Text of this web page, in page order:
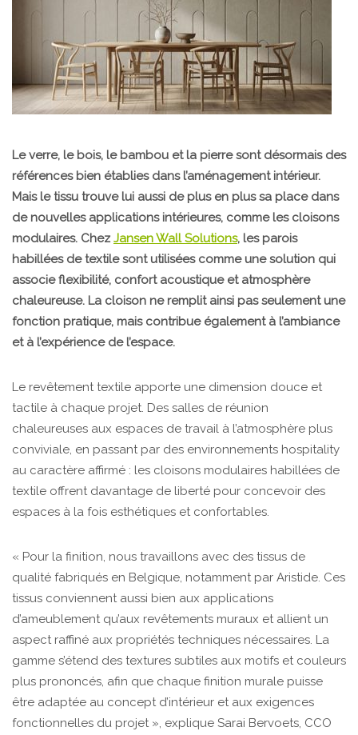
Le verre, le bois, le bambou et la pierre sont désormais des
références bien établies dans l’aménagement intérieur.
Mais le tissu trouve lui aussi de plus en plus sa place dans
de nouvelles applications intérieures, comme les cloisons
modulaires. Chez Jansen Wall Solutions, les parois
habillées de textile sont utilisées comme une solution qui
associe flexibilité, confort acoustique et atmosphère
chaleureuse. La cloison ne remplit ainsi pas seulement une
fonction pratique, mais contribue également à l’ambiance
et à l’expérience de l’espace.
Le revêtement textile apporte une dimension douce et
tactile à chaque projet. Des salles de réunion
chaleureuses aux espaces de travail à l’atmosphère plus
conviviale, en passant par des environnements hospitality
au caractère affirmé : les cloisons modulaires habillées de
textile offrent davantage de liberté pour concevoir des
espaces à la fois esthétiques et confortables.
« Pour la finition, nous travaillons avec des tissus de
qualité fabriqués en Belgique, notamment par Aristide. Ces
tissus conviennent aussi bien aux applications
d’ameublement qu’aux revêtements muraux et allient un
aspect raffiné aux propriétés techniques nécessaires. La
gamme s’étend des textures subtiles aux motifs et couleurs
plus prononcés, afin que chaque finition murale puisse
être adaptée au concept d’intérieur et aux exigences
fonctionnelles du projet », explique Sarai Bervoets, CCO